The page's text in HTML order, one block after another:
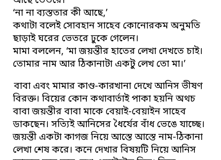
‘না না ব্যস্ততার কী আছে,’
কথাটা বলেই সোবহান সাহেব কোনোরকম অনুমতি
ছাড়াই ঘরের ভেতরে ঢুকে গেলেন।
মামা বললেন, ‘মা জয়ন্তীর হাতের লেখা দেখতে চাই।
তোমার নাম আর ঠিকানাটা একটু লেখ তো মা।’
বাবা এবং মামার কাণ্ড-কারখানা দেখে আনিস ভীষণ
বিরক্ত। বিয়ের কোন কথাবার্তাই পাকা হয়নি অথচ
বাবা জয়ন্তীর বাবা মাকে বেয়াই-বেয়াইন সাহেব
ডাকছেন। সত্যিই আনিসের ধৈর্যের বাঁধ ভেঙে যাচ্ছে।
জয়ন্তী একটা কাগজ নিয়ে আস্তে আস্তে নাম-ঠিকানা
লেখা শেষ করে। কনে দেখার বিষয়টি নিয়ে আনিস